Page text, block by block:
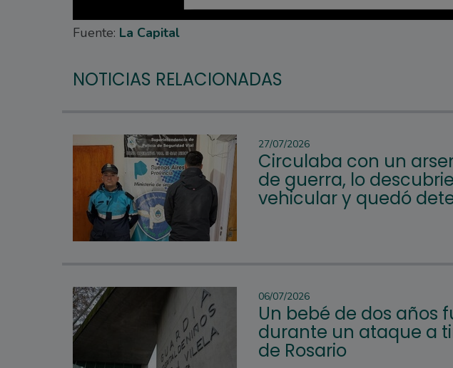
Fuente: La Capital
NOTICIAS RELACIONADAS
27/07/2026
Circulaba con un
de guerra, lo
vehicular y quedó
06/07/2026
Un bebé de dos años
durante un ataque a
de Rosario